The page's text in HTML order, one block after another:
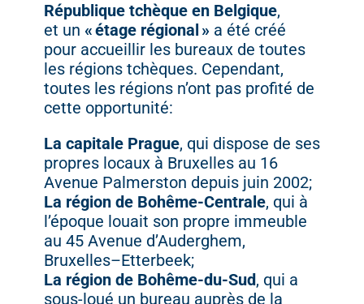
République tchèque en Belgique,
et un «étage régional » a été créé
pour accueillir les bureaux de toutes
les régions tchèques. Cependant,
toutes les régions n’ont pas profité de
cette opportunité:
La capitale Prague, qui dispose de ses
propres locaux à Bruxelles au 16
Avenue Palmerston depuis juin 2002;
La région de Bohême-Centrale, qui à
l’époque louait son propre immeuble
au 45 Avenue d’Auderghem,
Bruxelles–Etterbeek;
La région de Bohême-du-Sud, qui a
sous-loué un bureau auprès de la